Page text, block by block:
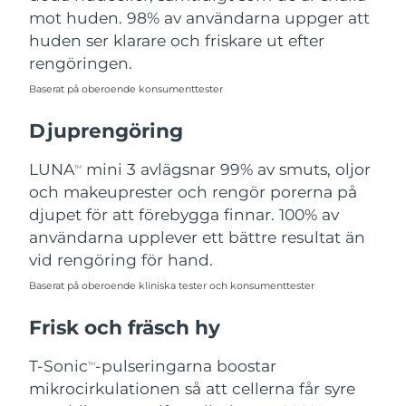
mot huden. 98% av användarna uppger att
huden ser klarare och friskare ut efter
rengöringen.
Baserat på oberoende konsumenttester
Djuprengöring
LUNATM
mini 3 avlägsnar 99% av smuts, oljor
och makeuprester och rengör porerna på
djupet för att förebygga finnar. 100% av
användarna upplever ett bättre resultat än
vid rengöring för hand.
Baserat på oberoende kliniska tester och konsumenttester
Frisk och fräsch hy
T-SonicTM-pulseringarna boostar
mikrocirkulationen så att cellerna får syre
Filippinerna Förväntad leverans8/14/26
Polen
Puerto Rico
Qatar Förväntad leverans 8/12/26
Réunion Förväntad leverans 8/16/26
Rumänien
Ryssland
Saudiarabien Förväntad leverans
Singapore Förväntad leverans8/13/26